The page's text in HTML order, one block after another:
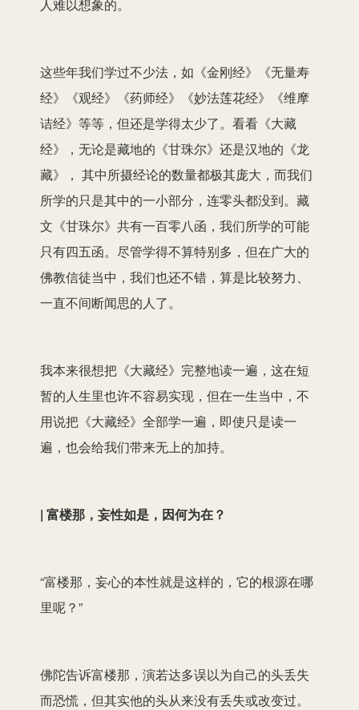
人难以想象的。
这些年我们学过不少法，如《金刚经》《无量寿
经》《观经》《药师经》《妙法莲花经》《维摩
诘经》等等，但还是学得太少了。看看《大藏
经》，无论是藏地的《甘珠尔》还是汉地的《龙
藏》， 其中所摄经论的数量都极其庞大，而我们
所学的只是其中的一小部分，连零头都没到。藏
文《甘珠尔》共有一百零八函，我们所学的可能
只有四五函。尽管学得不算特别多，但在广大的
佛教信徒当中，我们也还不错，算是比较努力、
一直不间断闻思的人了。
我本来很想把《大藏经》完整地读一遍，这在短
暂的人生里也许不容易实现，但在一生当中，不
用说把《大藏经》全部学一遍，即使只是读一
遍，也会给我们带来无上的加持。
| 富楼那，妄性如是，因何为在？
“富楼那，妄心的本性就是这样的，它的根源在哪
里呢？”
佛陀告诉富楼那，演若达多误以为自己的头丢失
而恐慌，但其实他的头从来没有丢失或改变过。